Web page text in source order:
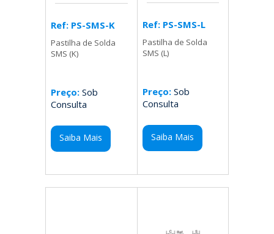
Ref: PS-SMS-K
Pastilha de Solda
SMS (K)
Preço: Sob
Consulta
Saiba Mais
Ref: PS-SMS-L
Pastilha de Solda
SMS (L)
Preço:Sob
Consulta
Saiba Mais